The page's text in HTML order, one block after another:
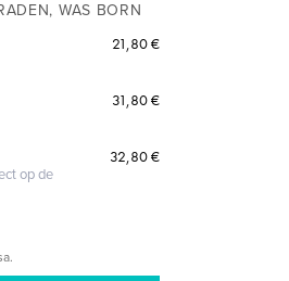
WAS BORN
21,80 €
31,80 €
op de
32,80 €